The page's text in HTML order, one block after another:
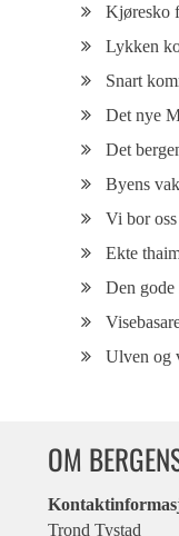
Kjøresko
Lykken
Snart
Det nye
Det
Byens
Vi bor
Ekte
Den gode
Ulven og
OM
Trond Tystad